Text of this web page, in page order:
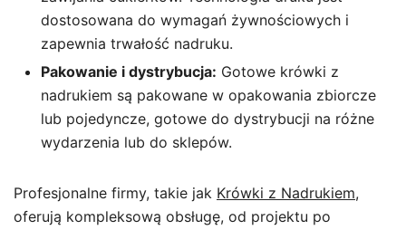
dostosowana do wymagań żywnościowych i
zapewnia trwałość nadruku.
Pakowanie i dystrybucja: Gotowe krówki z
nadrukiem są pakowane w opakowania zbiorcze
lub pojedyncze, gotowe do dystrybucji na różne
wydarzenia lub do sklepów.
Profesjonalne firmy, takie jak Krówki z Nadrukiem,
oferują kompleksową obsługę, od projektu po